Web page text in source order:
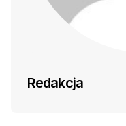
Redakcja